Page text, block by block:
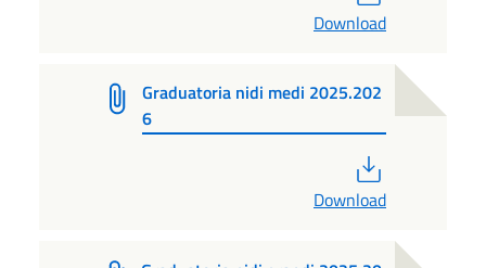
Download
Graduatoria nidi medi 2025.202
6
Download